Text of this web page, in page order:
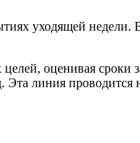
уходящей
оценивая сроки
линия